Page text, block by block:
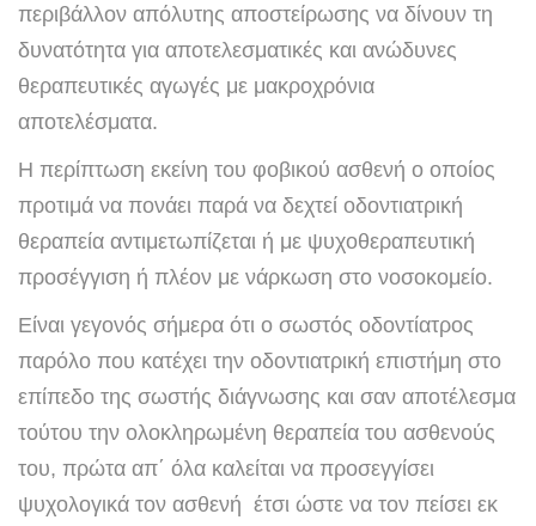
περιβάλλον απόλυτης αποστείρωσης να δίνουν τη
δυνατότητα για αποτελεσματικές και ανώδυνες
θεραπευτικές αγωγές με μακροχρόνια
αποτελέσματα.
Η περίπτωση εκείνη του φοβικού ασθενή ο οποίος
προτιμά να πονάει παρά να δεχτεί οδοντιατρική
θεραπεία αντιμετωπίζεται ή με ψυχοθεραπευτική
προσέγγιση ή πλέον με νάρκωση στο νοσοκομείο.
Είναι γεγονός σήμερα ότι ο σωστός οδοντίατρος
παρόλο που κατέχει την οδοντιατρική επιστήμη στο
επίπεδο της σωστής διάγνωσης και σαν αποτέλεσμα
τούτου την ολοκληρωμένη θεραπεία του ασθενούς
του, πρώτα απ΄ όλα καλείται να προσεγγίσει
ψυχολογικά τον ασθενή έτσι ώστε να τον πείσει εκ